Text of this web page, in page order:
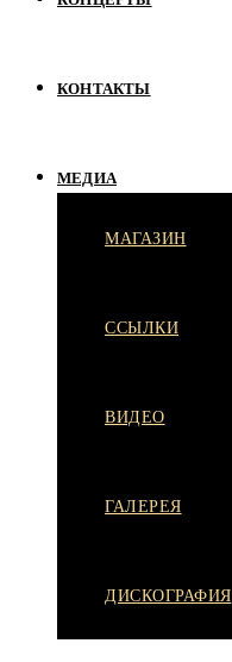
КОНТАКТЫ
МЕДИА
МАГАЗИН
ССЫЛКИ
ВИДЕО
ГАЛЕРЕЯ
ДИСКОГРАФИЯ